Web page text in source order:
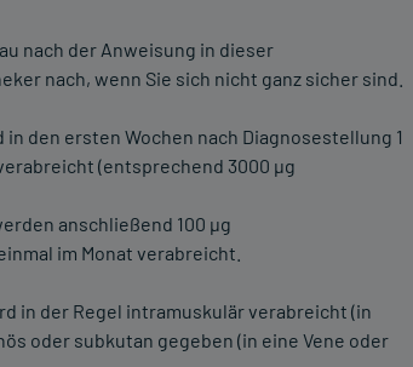
nach der Anweisung in dieser
nach, wenn Sie sich nicht ganz sicher sind.
den ersten Wochen nach Diagnosestellung 1
(entsprechend 3000 µg
anschließend 100 µg
im Monat verabreicht.
in der Regel intramuskulär verabreicht (in
oder subkutan gegeben (in eine Vene oder